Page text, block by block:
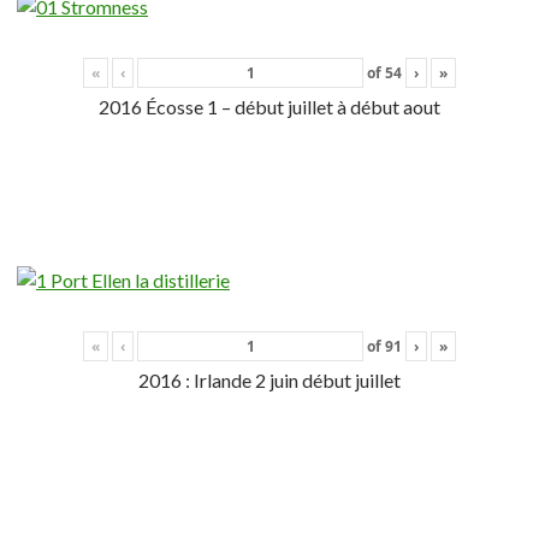
« ‹ of54 › »
2016 Écosse 1 – début juillet à début aout
« ‹ of91 › »
2016 : Irlande 2 juin début juillet